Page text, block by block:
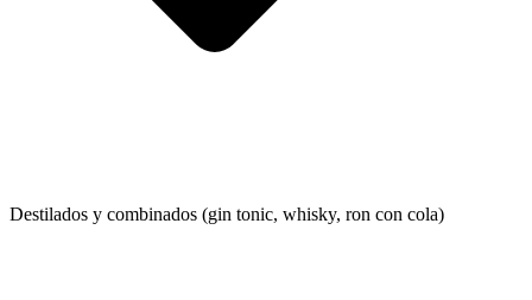
Destilados y combinados (gin tonic, whisky, ron con cola)